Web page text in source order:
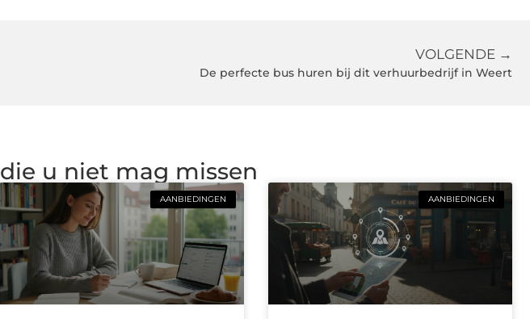
VOLGENDE →
De perfecte bus huren bij dit verhuurbedrijf in Weert
die u niet mag missen
AANBIEDINGEN AANBIEDINGEN